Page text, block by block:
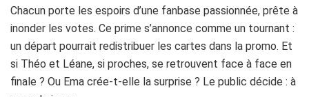
Chacun porte les espoirs d’une fanbase passionnée, prête à
inonder les votes. Ce prime s’annonce comme un tournant :
un départ pourrait redistribuer les cartes dans la promo. Et
si Théo et Léane, si proches, se retrouvent face à face en
finale ? Ou Ema crée-t-elle la surprise ? Le public décide : à